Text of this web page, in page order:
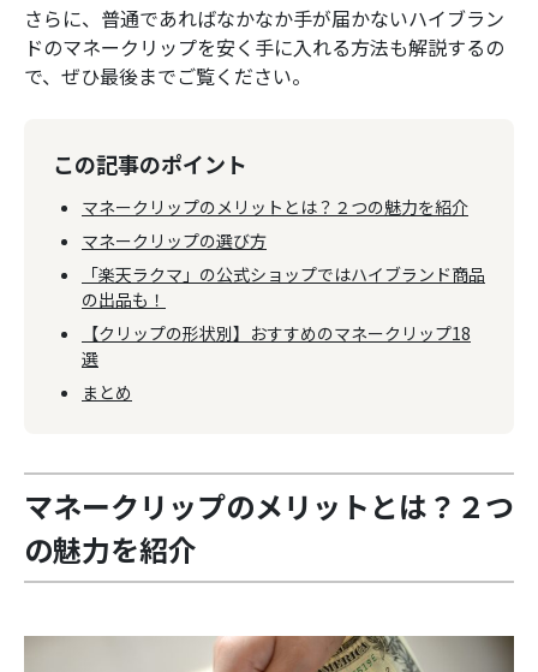
さらに、普通であればなかなか手が届かないハイブラン
ドのマネークリップを安く手に入れる方法も解説するの
で、ぜひ最後までご覧ください。
この記事のポイント
マネークリップのメリットとは？２つの魅力を紹介
マネークリップの選び方
「楽天ラクマ」の公式ショップではハイブランド商品
の出品も！
【クリップの形状別】おすすめのマネークリップ18
選
まとめ
マネークリップのメリットとは？２つ
の魅力を紹介